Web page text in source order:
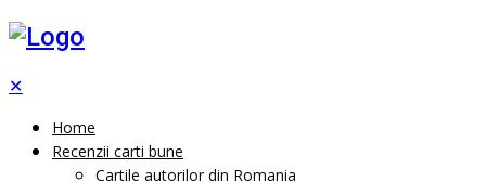
✕
Home
Recenzii carti bune
Cartile autorilor din Romania